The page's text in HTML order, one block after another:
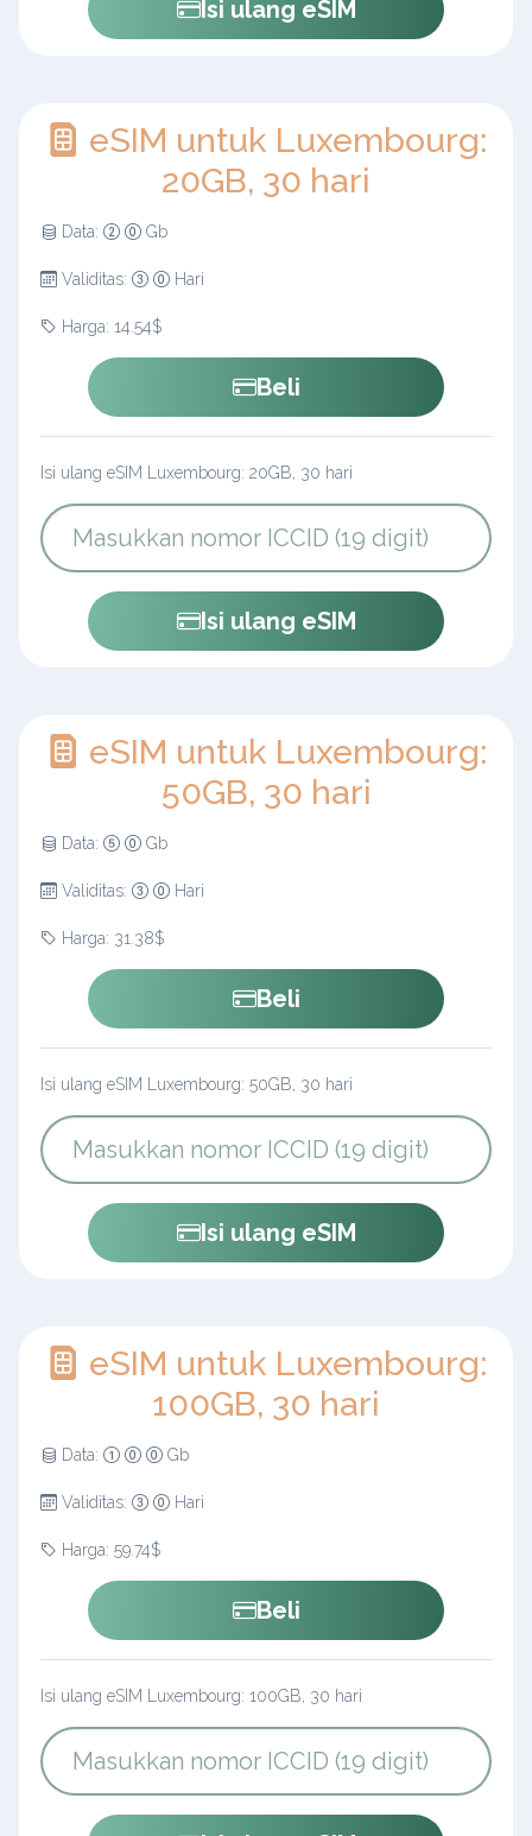
Isi ulang eSIM
eSIM untuk Luxembourg:
20GB, 30 hari
Data: Gb
Validitas: Hari
Harga: 14.54$
Beli
Isi ulang eSIM Luxembourg: 20GB, 30 hari
Isi ulang eSIM
eSIM untuk Luxembourg:
50GB, 30 hari
Data: Gb
Validitas: Hari
Harga: 31.38$
Beli
Isi ulang eSIM Luxembourg: 50GB, 30 hari
Isi ulang eSIM
eSIM untuk Luxembourg:
100GB, 30 hari
Data: Gb
Validitas: Hari
Harga: 59.74$
Beli
Isi ulang eSIM Luxembourg: 100GB, 30 hari